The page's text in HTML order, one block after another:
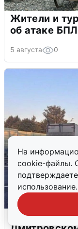
На
cookie-файлы.
использование.
Жители и
об атаке
5 августа 0
Пять машин